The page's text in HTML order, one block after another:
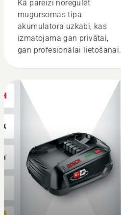
Kā pareizi noregulēt
mugursomas tipa
akumulatora uzkabi, kas
izmatojama gan privātai,
gan profesionālai lietošanai.